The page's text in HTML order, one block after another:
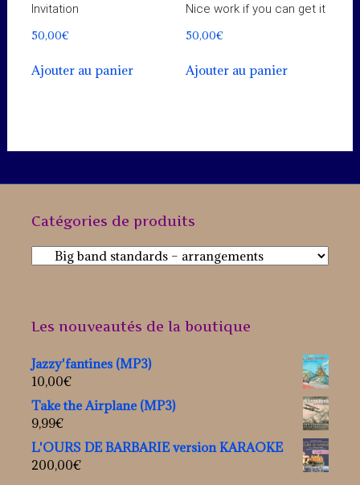
Invitation
50,00€
Ajouter au panier
Nice work if you can get it
50,00€
Ajouter au panier
Catégories de produits
Les nouveautés de la boutique
Jazzy'fantines (MP3)
10,00€
Take the Airplane (MP3)
9,99€
L'OURS DE BARBARIE version KARAOKE
200,00€